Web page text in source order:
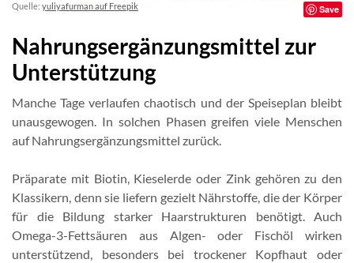
Quelle: yuliyafurman auf Freepik Save
Nahrungsergänzungsmittel zur
Unterstützung
Manche Tage verlaufen chaotisch und der Speiseplan bleibt
unausgewogen. In solchen Phasen greifen viele Menschen
auf Nahrungsergänzungsmittel zurück.
Präparate mit Biotin, Kieselerde oder Zink gehören zu den
Klassikern, denn sie liefern gezielt Nährstoffe, die der Körper
für die Bildung starker Haarstrukturen benötigt. Auch
Omega-3-Fettsäuren aus Algen- oder Fischöl wirken
unterstützend, besonders bei trockener Kopfhaut oder